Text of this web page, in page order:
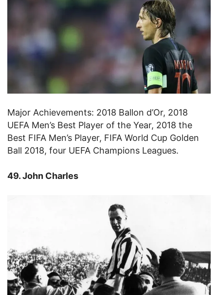
Major Achievements: 2018 Ballon d’Or, 2018
UEFA Men’s Best Player of the Year, 2018 the
Best FIFA Men’s Player, FIFA World Cup Golden
Ball 2018, four UEFA Champions Leagues.
49. John Charles